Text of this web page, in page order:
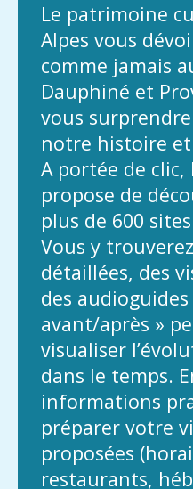
Le patrimoine
Alpes vous
comme jamais
Dauphiné et
vous
notre histoire
A portée de clic,
propose de
plus de 600
Vous y
détaillées, des
des
avant/après »
visualiser
dans le temps.
informations
préparer votre
proposées
restaurants,